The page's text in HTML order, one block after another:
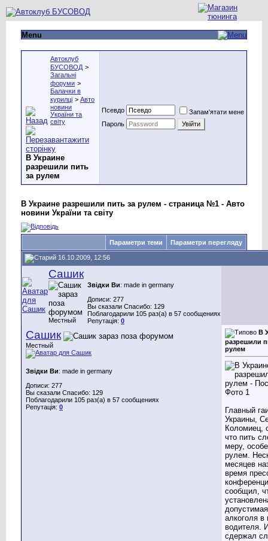
Menu
Автоклуб
БУСОВОД >
Загальні
форуми >
Балачки в
курилці > Авто
новини
України та
світу
В Украине
разрешили пить
за рулем
Псевдо
Запам'ятати мене
Пароль
В Украине разрешили пить за рулем - страница №1 - Авто
новини України та світу
Параметри теми Параметри перегляду
16.10.2009, 12:56
Сашик
Местный
Звідки Ви: made in germany
Дописи: 277
Вы сказали Спасибо: 129
Поблагодарили 105 раз(а) в 57 сообщениях
Репутація: 0
Сашик
Местный
Звідки Ви: made in germany
Дописи: 277
Вы сказали Спасибо: 129
Поблагодарили 105 раз(а) в 57 сообщениях
Репутація: 0
В
разрешили
рулем
Главный
Украины,
Коломиец,
что пить
меру,
рулем.
месяцев
время
сообщил,
алкоголя в
водителя.
сдержал